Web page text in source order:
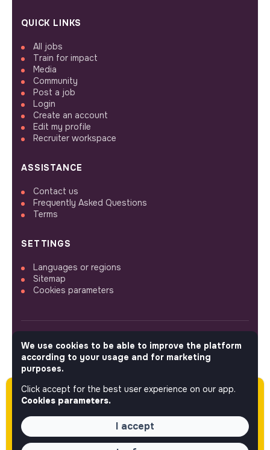
Please note this job was posted over 60 days
ago (06-04-2026) and may or may not have
expired.
QUICK LINKS
All jobs
Train for impact
Media
Community
Post a job
Login
Create an account
Edit my profile
Recruiter workspace
ASSISTANCE
Contact us
Frequently Asked Questions
Terms
SETTINGS
Languages or regions
Sitemap
Cookies parameters
FOLLOW US
© 2026 jobs that makesense.
We use cookies to be able to improve the platform
according to your usage and for marketing
purposes.
Click accept for the best user experience on our app.
Cookies parameters.
I accept